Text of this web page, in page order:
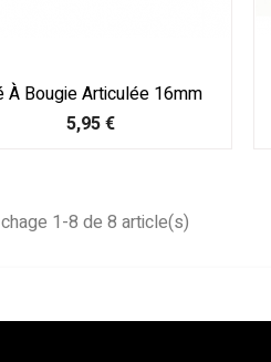
À Bougie Articulée 16mm
Prix
5,95 €
1-8 de 8 article(s)